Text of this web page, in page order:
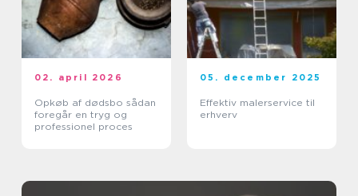
02. april 2026
Opkøb af dødsbo sådan
foregår en tryg og
professionel proces
05. december 2025
Effektiv malerservice til
erhverv